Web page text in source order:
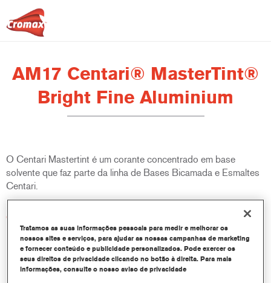
AM17 Centari® MasterTint®
Bright Fine Aluminium
O Centari Mastertint é um corante concentrado em base
solvente que faz parte da linha de Bases Bicamada e Esmaltes
Centari.
Características do produto
Sistema de pintura em base solvente distinto, versátil e de
fácil utilização.
Um equipamento de mistura único disponibiliza todas as
qualidades de tinta em base solvente - médio e alto teor de
Tratamos as suas informações pessoais para medir e melhorar os
nossos sites e serviços, para ajudar as nossas campanhas de marketing
e fornecer conteúdo e publicidade personalizados. Pode exercer os
seus direitos de privacidade clicando no botão à direita. Para mais
informações, consulte o nosso aviso de privacidade